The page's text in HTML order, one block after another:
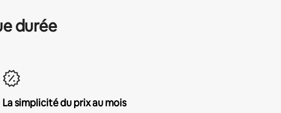
durée
La simplicité du prix au mois